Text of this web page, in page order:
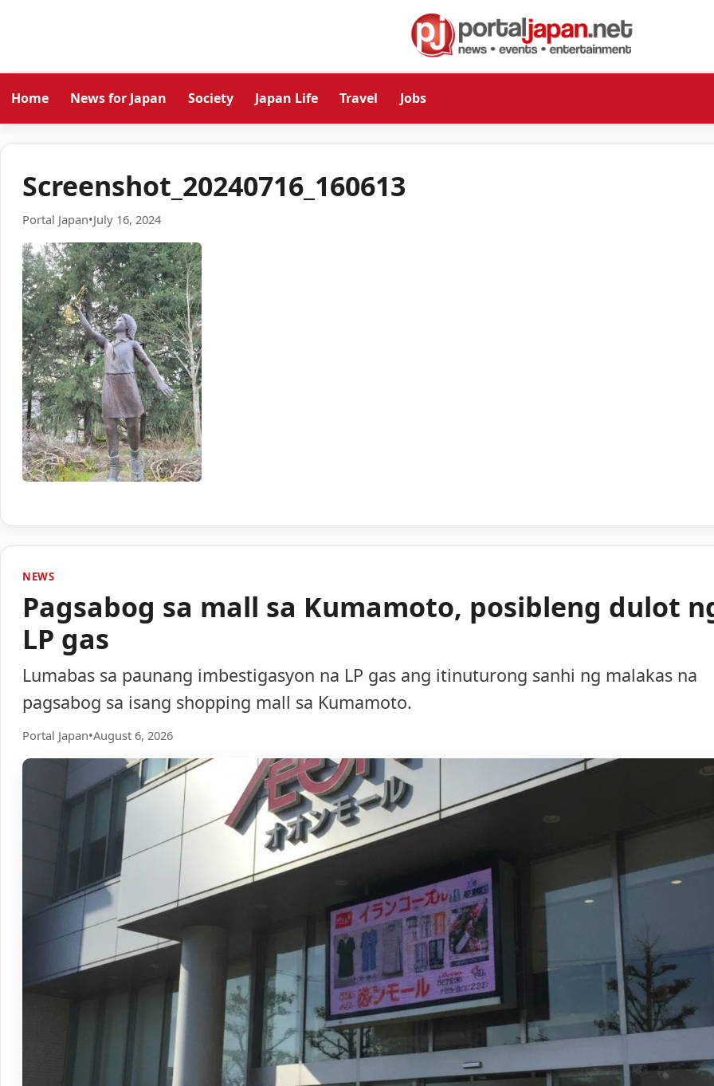
Home News for Japan Society Japan Life Travel Jobs
Screenshot_20240716_160613
Portal Japan•July 16, 2024
NEWS
Pagsabog sa mall sa Kumamoto, posibleng dulot
LP gas
Lumabas sa paunang imbestigasyon na LP gas ang itinuturong sanhi ng malakas na
pagsabog sa isang shopping mall sa Kumamoto.
Portal Japan•August 6, 2026